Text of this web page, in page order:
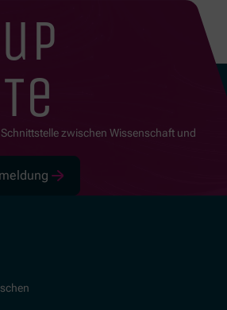
zwischen Wissenschaft und